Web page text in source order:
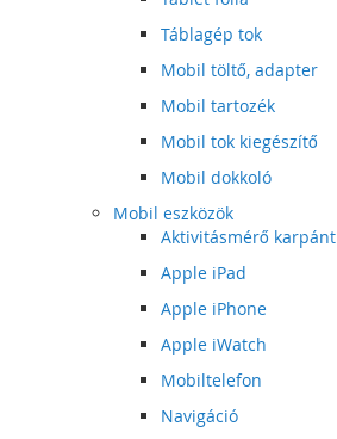
Táblagép tok
Mobil töltő, adapter
Mobil tartozék
Mobil tok kiegészítő
Mobil dokkoló
Mobil eszközök
Aktivitásmérő karpánt
Apple iPad
Apple iPhone
Apple iWatch
Mobiltelefon
Navigáció